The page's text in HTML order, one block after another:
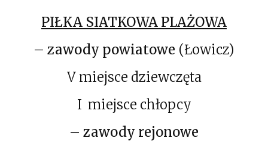
PIŁKA SIATKOWA PLAŻOWA
– zawody powiatowe (Łowicz)
V miejsce dziewczęta
I miejsce chłopcy
– zawody rejonowe